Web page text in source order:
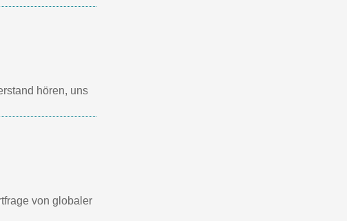
hören, uns
von globaler